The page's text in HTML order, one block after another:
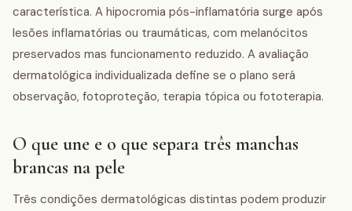
característica. A hipocromia pós-inflamatória surge após
lesões inflamatórias ou traumáticas, com melanócitos
preservados mas funcionamento reduzido. A avaliação
dermatológica individualizada define se o plano será
observação, fotoproteção, terapia tópica ou fototerapia.
O que une e o que separa três manchas
brancas na pele
Três condições dermatológicas distintas podem produzir